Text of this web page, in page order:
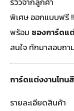
พิเศษ ออกแบบฟรี
พร้อม ซองการ์ดแ
สนใจ ทักมาสอบถา
การ์ดแต่งงานโทน
รายละเอียดสินค้า